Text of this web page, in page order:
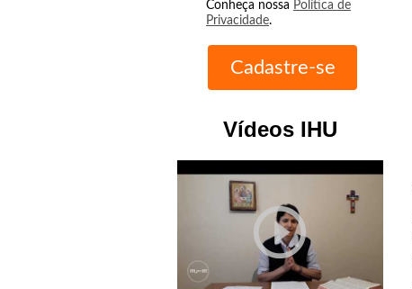
Conheça nossa Política de
Privacidade.
Vídeos IHU
play_circle_outline